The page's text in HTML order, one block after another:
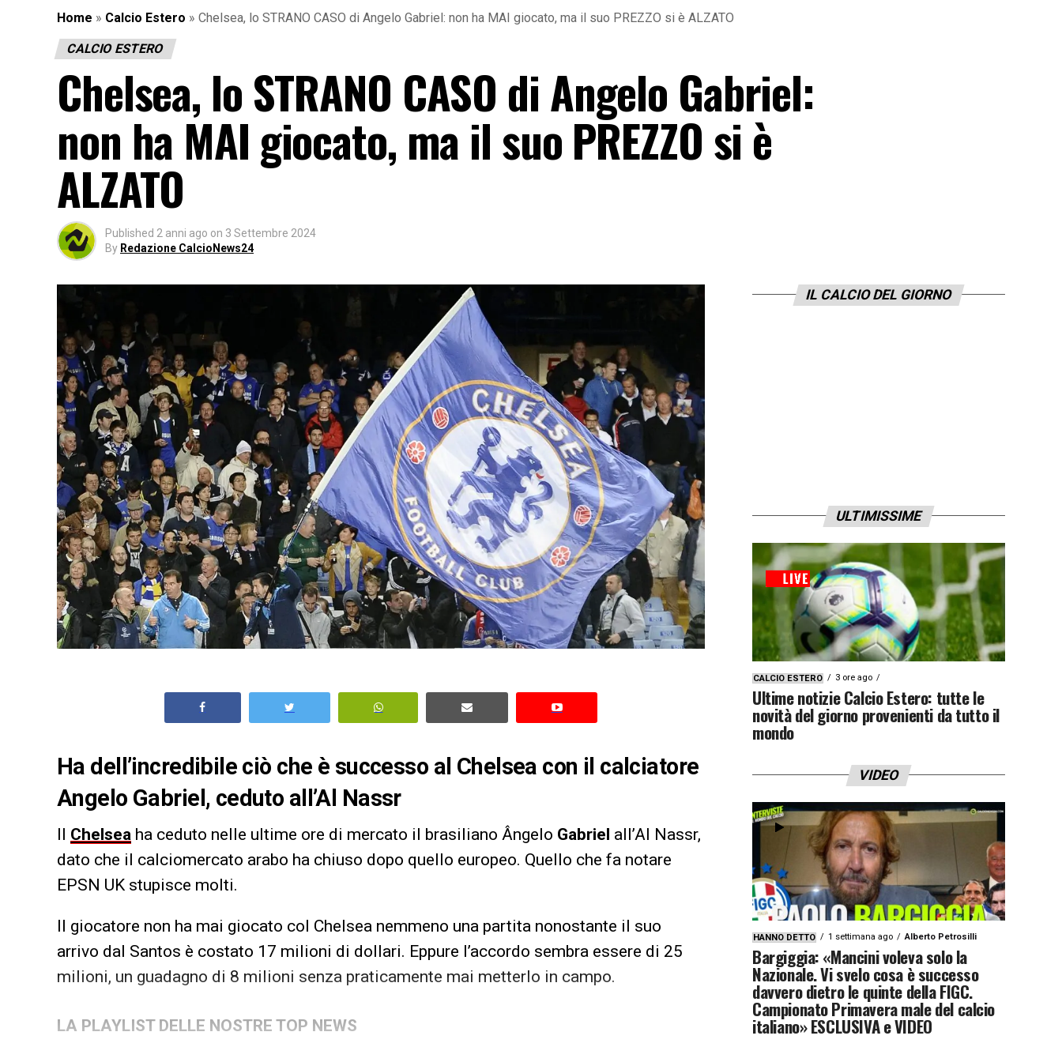
Home » Calcio Estero » Chelsea, lo STRANO CASO di Angelo Gabriel: non ha MAI giocato, ma il suo PREZZO si è ALZATO
CALCIO ESTERO
Chelsea, lo STRANO CASO di Angelo Gabriel:
non ha MAI giocato, ma il suo PREZZO si è
ALZATO
Published 2 anni ago on 3 Settembre 2024
By Redazione CalcioNews24
Ha dell’incredibile ciò che è successo al Chelsea con il calciatore
Angelo Gabriel, ceduto all’Al Nassr
Il Chelsea ha ceduto nelle ultime ore di mercato il brasiliano Ângelo Gabriel all’Al Nassr,
dato che il calciomercato arabo ha chiuso dopo quello europeo. Quello che fa notare
EPSN UK stupisce molti.
Il giocatore non ha mai giocato col Chelsea nemmeno una partita nonostante il suo
arrivo dal Santos è costato 17 milioni di dollari. Eppure l’accordo sembra essere di 25
milioni, un guadagno di 8 milioni senza praticamente mai metterlo in campo.
LA PLAYLIST DELLE NOSTRE TOP NEWS
IL CALCIO DEL GIORNO
ULTIMISSIME
CALCIO ESTERO 3 ore ago
Ultime notizie Calcio Estero: tutte le
novità del giorno provenienti da tutto il
mondo
VIDEO
HANNO DETTO 1 settimana ago Alberto Petrosilli
Bargiggia: «Mancini voleva solo la
Nazionale. Vi svelo cosa è successo
davvero dietro le quinte della FIGC.
Campionato Primavera male del calcio
italiano» ESCLUSIVA e VIDEO